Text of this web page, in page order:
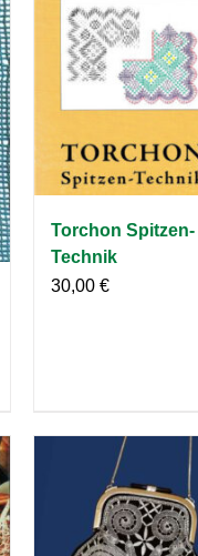
Torchon Spitzen-
Technik
30,00 €